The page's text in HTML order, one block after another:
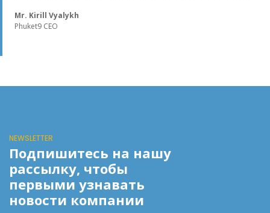
Mr. Kirill Vyalykh
Phuket9 CEO
NEWSLETTER
Подпишитесь на нашу
рассылку, чтобы
первыми узнавать
новости компании